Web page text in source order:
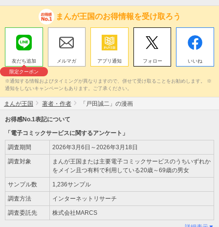
まんが王国のお得情報を受け取ろう
友だち追加
限定クーポン
メルマガ アプリ通知 フォロー いいね
※通知する情報およびタイミングが異なりますので、併せて受け取ることをお勧めします。 ※
通知をしないキャンペーンもあります。ご了承ください。
まんが王国 著者・作者 「戸田誠二」の漫画
お得感No.1表記について
「電子コミックサービスに関するアンケート」
調査期間 2026年3月6日～2026年3月18日
調査対象
まんが王国または主要電子コミックサービスのうちいずれか
をメイン且つ有料で利用している20歳～69歳の男女
サンプル数 1,236サンプル
調査方法 インターネットリサーチ
調査委託先 株式会社MARCS